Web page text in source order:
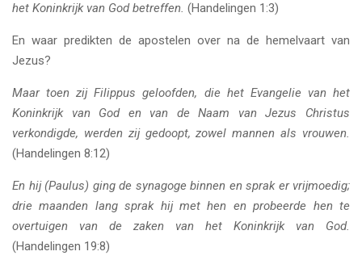
het Koninkrijk van God betreffen. (Handelingen 1:3)
En waar predikten de apostelen over na de hemelvaart van
Jezus?
Maar toen zij Filippus geloofden, die het Evangelie van het
Koninkrijk van God en van de Naam van Jezus Christus
verkondigde, werden zij gedoopt, zowel mannen als vrouwen.
(Handelingen 8:12)
En hij (Paulus) ging de synagoge binnen en sprak er vrijmoedig;
drie maanden lang sprak hij met hen en probeerde hen te
overtuigen van de zaken van het Koninkrijk van God.
(Handelingen 19:8)